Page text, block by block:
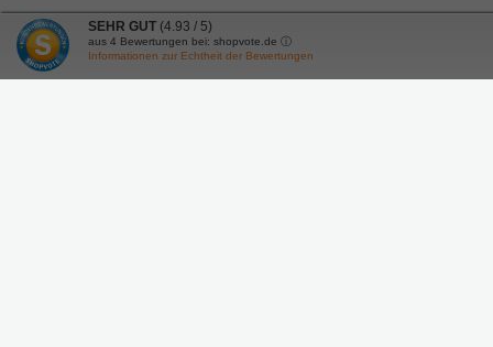
SEHR GUT (4.93 / 5)
aus 4 Bewertungen bei: shopvote.de ⓘ
Informationen zur Echtheit der Bewertungen